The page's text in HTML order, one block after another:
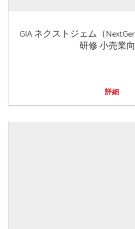
GIA ネクストジェム（
研修 小売業
詳細